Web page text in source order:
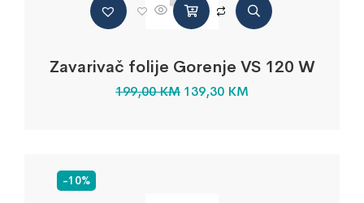
Zavarivač folije Gorenje VS 120 W
199,00KM 139,30 KM
-10%